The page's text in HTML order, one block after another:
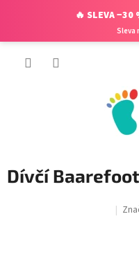
Dívčí
🔥 SLEVA −30
Sleva